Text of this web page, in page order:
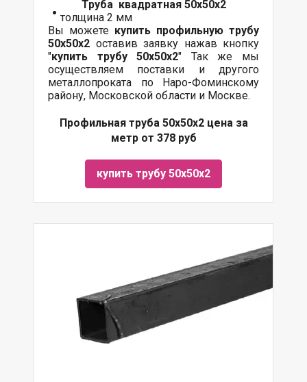
Труба квадратная 50х50х2
толщина 2 мм
Вы можете купить профильную трубу
50х50х2 оставив заявку нажав кнопку
"купить трубу50х50х2" Так же мы
осуществляем поставки и другого
металлопроката по Наро-Фоминскому
району, Московской области и Москве.
Профильная труба 50х50х2 цена за
метр от 378 руб
купить трубу 50х50х2